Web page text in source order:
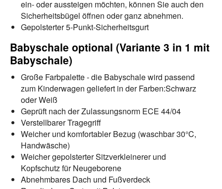
ein- oder aussteigen möchten, können Sie auch den
Sicherheitsbügel öffnen oder ganz abnehmen.
Gepolsterter 5-Punkt-Sicherheitsgurt
Babyschale optional (Variante 3 in 1 mit
Babyschale)
Große Farbpalette - die Babyschale wird passend
zum Kinderwagen geliefert in der Farben:Schwarz
oder Weiß
Geprüft nach der Zulassungsnorm ECE 44/04
Verstellbarer Tragegriff
Weicher und komfortabler Bezug (waschbar 30°C,
Handwäsche)
Weicher gepolsterter Sitzverkleinerer und
Kopfschutz für Neugeborene
Abnehmbares Dach und Fußverdeck